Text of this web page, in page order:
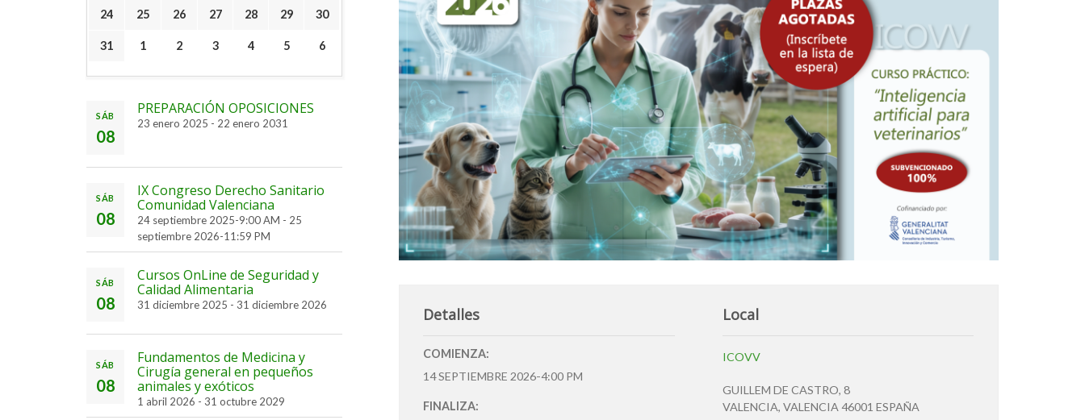
24 25 26 27 28 29 30
31 1 2 3 4 5 6
SÁB
08
PREPARACIÓN OPOSICIONES
23 enero 2025 - 22 enero 2031
SÁB
08
IX Congreso Derecho Sanitario
Comunidad Valenciana
24 septiembre 2025-9:00 AM - 25
septiembre 2026-11:59 PM
SÁB
08
Cursos OnLine de Seguridad y
Calidad Alimentaria
31 diciembre 2025 - 31 diciembre 2026
SÁB
08
Fundamentos de Medicina y
Cirugía general en pequeños
animales y exóticos
1 abril 2026 - 31 octubre 2029
Detalles
COMIENZA:
14 SEPTIEMBRE 2026-4:00 PM
FINALIZA:
Local
ICOVV
GUILLEM DE CASTRO, 8
VALENCIA, VALENCIA 46001 ESPAÑA